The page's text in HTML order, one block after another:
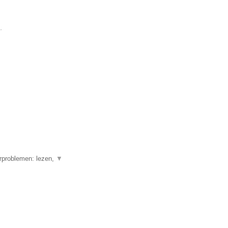
lezen, ▼